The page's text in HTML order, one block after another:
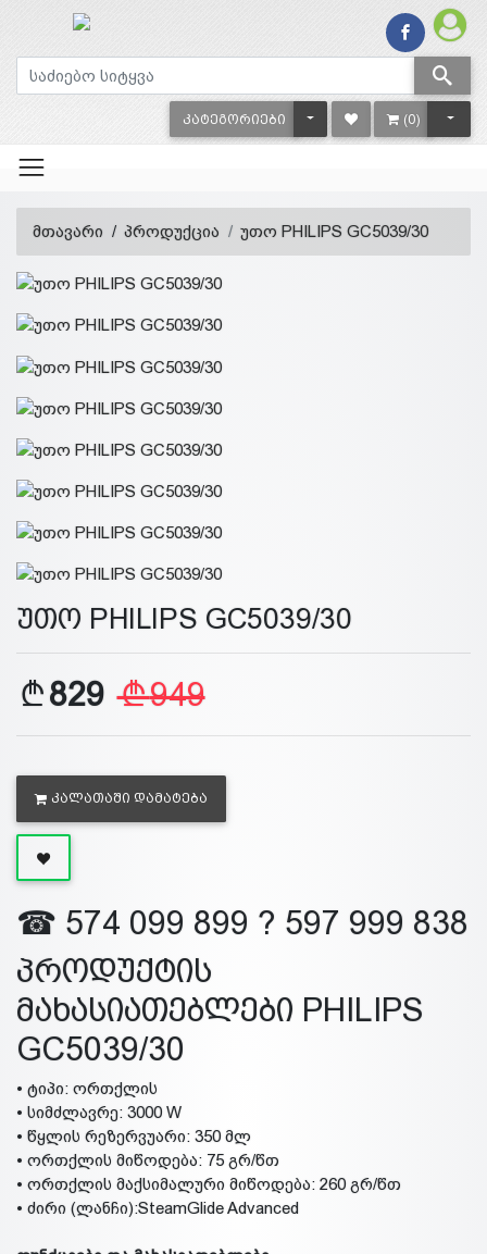
ᲙᲐᲢᲔᲒᲝᲠᲘᲔᲑᲘ TOGGLE DROPDOWN
(0)
მთავარი პროდუქცია უთო PHILIPS GC5039/30
უთო PHILIPS GC5039/30
829 949
ᲙᲐᲚᲐᲗᲐᲨᲘ ᲓᲐᲛᲐᲢᲔᲑᲐ
☎ 574 099 899 ? 597 999 838
პროდუქტის
მახასიათებლები PHILIPS
GC5039/30
• ტიპი: ორთქლის
• სიმძლავრე: 3000 W
• წყლის რეზერვუარი: 350 მლ
• ორთქლის მიწოდება: 75 გრ/წთ
• ორთქლის მაქსიმალური მიწოდება: 260 გრ/წთ
• ძირი (ლანჩი):SteamGlide Advanced